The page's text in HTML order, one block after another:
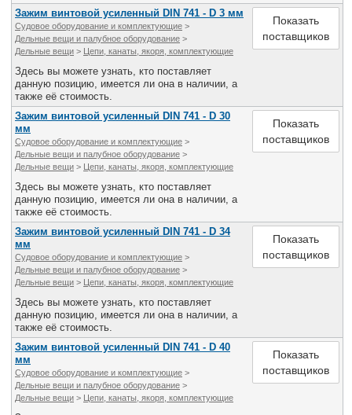
Зажим винтовой усиленный DIN 741 - D 3 мм
Судовое оборудование и комплектующие >
Дельные вещи и палубное оборудование >
Дельные вещи > Цепи, канаты, якоря, комплектующие
Здесь вы можете узнать, кто поставляет
данную позицию, имеется ли она в наличии, а
также её стоимость.
Показать
поставщиков
Зажим винтовой усиленный DIN 741 - D 30
мм
Судовое оборудование и комплектующие >
Дельные вещи и палубное оборудование >
Дельные вещи > Цепи, канаты, якоря, комплектующие
Здесь вы можете узнать, кто поставляет
данную позицию, имеется ли она в наличии, а
также её стоимость.
Показать
поставщиков
Зажим винтовой усиленный DIN 741 - D 34
мм
Судовое оборудование и комплектующие >
Дельные вещи и палубное оборудование >
Дельные вещи > Цепи, канаты, якоря, комплектующие
Здесь вы можете узнать, кто поставляет
данную позицию, имеется ли она в наличии, а
также её стоимость.
Показать
поставщиков
Зажим винтовой усиленный DIN 741 - D 40
мм
Судовое оборудование и комплектующие >
Дельные вещи и палубное оборудование >
Дельные вещи > Цепи, канаты, якоря, комплектующие
Показать
поставщиков